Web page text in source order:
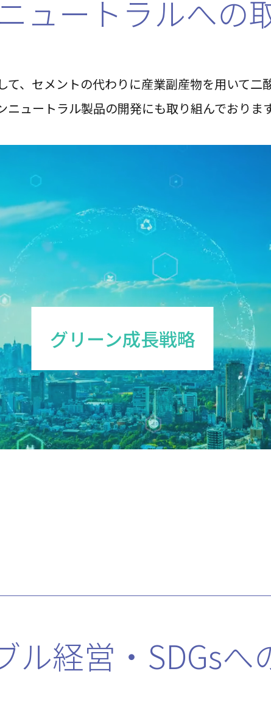
ュートラルへの
、セメントの代わりに産業副産物を用いて二
ニュートラル製品の開発にも取り組んでおります
グリーン成長戦略
ル経営・SDGsへ